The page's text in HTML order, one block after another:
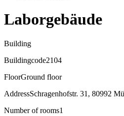
Laborgebäude
Building
Buildingcode2104
FloorGround floor
AddressSchragenhofstr. 31, 80992
Number of rooms1